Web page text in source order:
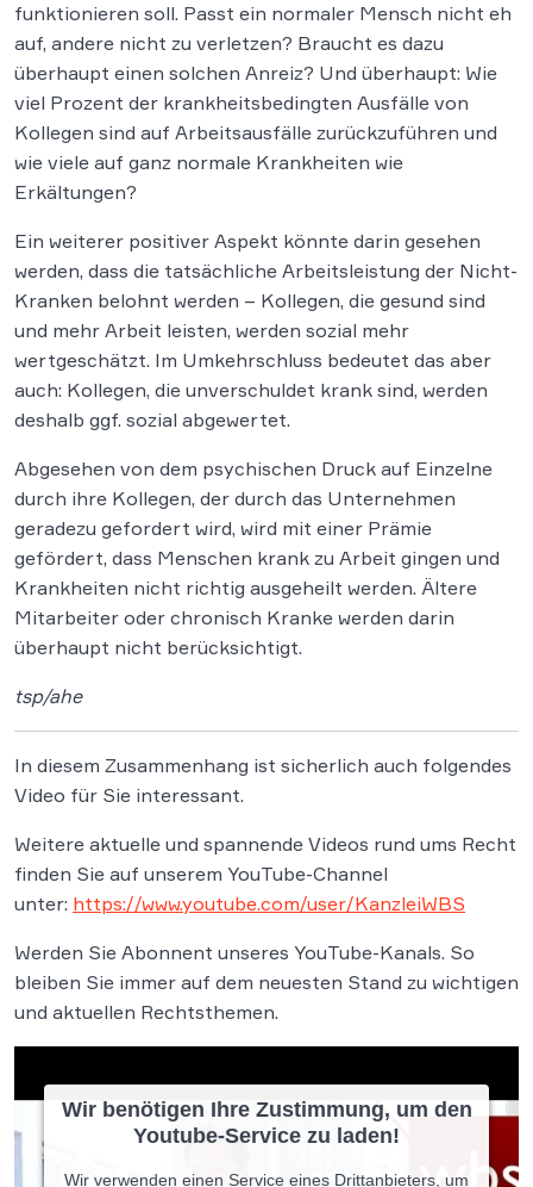
funktionieren soll. Passt ein normaler Mensch nicht eh
auf, andere nicht zu verletzen? Braucht es dazu
überhaupt einen solchen Anreiz? Und überhaupt: Wie
viel Prozent der krankheitsbedingten Ausfälle von
Kollegen sind auf Arbeitsausfälle zurückzuführen und
wie viele auf ganz normale Krankheiten wie
Erkältungen?
Ein weiterer positiver Aspekt könnte darin gesehen
werden, dass die tatsächliche Arbeitsleistung der Nicht-
Kranken belohnt werden – Kollegen, die gesund sind
und mehr Arbeit leisten, werden sozial mehr
wertgeschätzt. Im Umkehrschluss bedeutet das aber
auch: Kollegen, die unverschuldet krank sind, werden
deshalb ggf. sozial abgewertet.
Abgesehen von dem psychischen Druck auf Einzelne
durch ihre Kollegen, der durch das Unternehmen
geradezu gefordert wird, wird mit einer Prämie
gefördert, dass Menschen krank zu Arbeit gingen und
Krankheiten nicht richtig ausgeheilt werden. Ältere
Mitarbeiter oder chronisch Kranke werden darin
überhaupt nicht berücksichtigt.
tsp/ahe
In diesem Zusammenhang ist sicherlich auch folgendes
Video für Sie interessant.
Weitere aktuelle und spannende Videos rund ums Recht
finden Sie auf unserem YouTube-Channel
unter: https://www.youtube.com/user/KanzleiWBS
Werden Sie Abonnent unseres YouTube-Kanals. So
bleiben Sie immer auf dem neuesten Stand zu wichtigen
und aktuellen Rechtsthemen.
Wir benötigen Ihre Zustimmung, um den
Youtube-Service zu laden!
Wir verwenden einen Service eines Drittanbieters, um